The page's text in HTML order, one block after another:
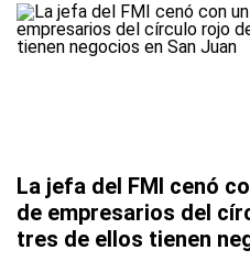
La jefa del FMI cenó
de empresarios del
tres de ellos tienen